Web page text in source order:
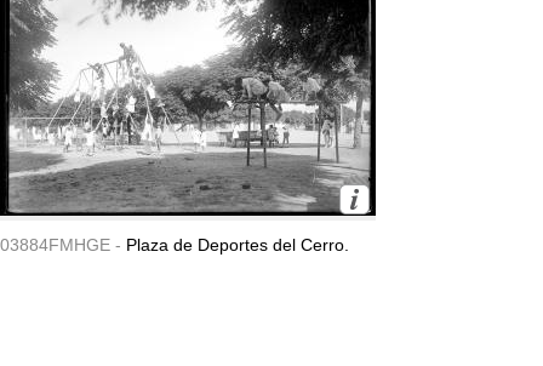
03884FMHGE - Plaza de Deportes del Cerro.